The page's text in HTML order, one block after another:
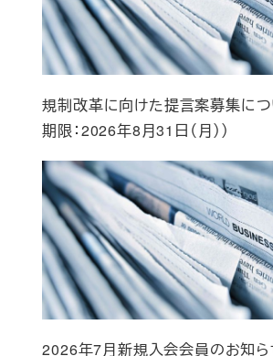
規制改革に向けた提言案募集につ
期限：2026年8月31日（月））
2026年7月新規入会会員のお知ら